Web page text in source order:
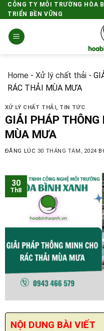
Skip
to
content
CÔNG TY MÔI TRƯỜNG HÒA
TRIỂN BỀN VỮNG
Home - Xử lý chất thải -
RÁC THẢI MÙA MƯA
XỬ LÝ CHẤT THẢI, TIN TỨC
GIẢI PHÁP
MÙA MƯA
ĐĂNG LÚC 30 THÁNG TÁM, 2024
30
Th8
NỘI DUNG BÀI VIẾT